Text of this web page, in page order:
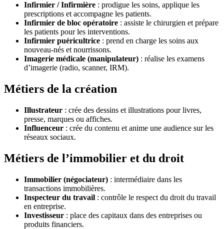
Infirmier / Infirmière : prodigue les soins, applique les
prescriptions et accompagne les patients.
Infirmier de bloc opératoire : assiste le chirurgien et prépare
les patients pour les interventions.
Infirmier puéricultrice : prend en charge les soins aux
nouveau-nés et nourrissons.
Imagerie médicale (manipulateur) : réalise les examens
d’imagerie (radio, scanner, IRM).
Métiers de la création
Illustrateur : crée des dessins et illustrations pour livres,
presse, marques ou affiches.
Influenceur : crée du contenu et anime une audience sur les
réseaux sociaux.
Métiers de l’immobilier et du droit
Immobilier (négociateur) : intermédiaire dans les
transactions immobilières.
Inspecteur du travail : contrôle le respect du droit du travail
en entreprise.
Investisseur : place des capitaux dans des entreprises ou
produits financiers.